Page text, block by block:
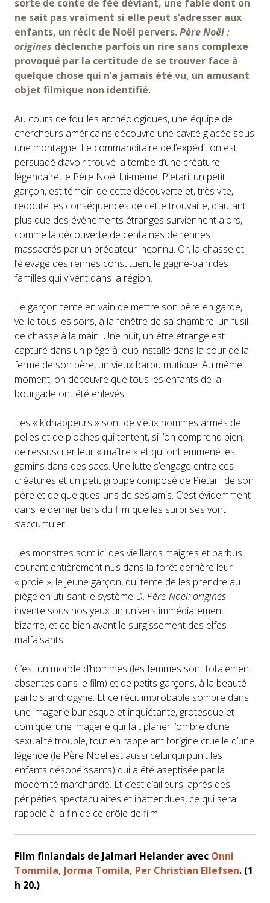
sorte de conte de fée déviant, une fable dont on
ne sait pas vraiment si elle peut s’adresser aux
enfants, un récit de Noël pervers.Père Noël :
origines déclenche parfois un rire sans complexe
provoqué par la certitude de se trouver face à
quelque chose qui n’a jamais été vu, un amusant
objet filmique non identifié.
Au cours de fouilles archéologiques, une équipe de
chercheurs américains découvre une cavité glacée sous
une montagne. Le commanditaire de l’expédition est
persuadé d’avoir trouvé la tombe d’une créature
légendaire, le Père Noël lui-même. Pietari, un petit
garçon, est témoin de cette découverte et, très vite,
redoute les conséquences de cette trouvaille, d’autant
plus que des évènements étranges surviennent alors,
comme la découverte de centaines de rennes
massacrés par un prédateur inconnu. Or, la chasse et
l’élevage des rennes constituent le gagne-pain des
familles qui vivent dans la région.
Le garçon tente en vain de mettre son père en garde,
veille tous les soirs, à la fenêtre de sa chambre, un fusil
de chasse à la main. Une nuit, un être étrange est
capturé dans un piège à loup installé dans la cour de la
ferme de son père, un vieux barbu mutique. Au même
moment, on découvre que tous les enfants de la
bourgade ont été enlevés.
Les « kidnappeurs » sont de vieux hommes armés de
pelles et de pioches qui tentent, si l’on comprend bien,
de ressusciter leur « maître » et qui ont emmené les
gamins dans des sacs. Une lutte s’engage entre ces
créatures et un petit groupe composé de Pietari, de son
père et de quelques-uns de ses amis. C’est évidemment
dans le dernier tiers du film que les surprises vont
s’accumuler.
Les monstres sont ici des vieillards maigres et barbus
courant entièrement nus dans la forêt derrière leur
« proie », le jeune garçon, qui tente de les prendre au
piège en utilisant le système D. Père-Noël: origines
invente sous nos yeux un univers immédiatement
bizarre, et ce bien avant le surgissement des elfes
malfaisants.
C’est un monde d’hommes (les femmes sont totalement
absentes dans le film) et de petits garçons, à la beauté
parfois androgyne. Et ce récit improbable sombre dans
une imagerie burlesque et inquiétante, grotesque et
comique, une imagerie qui fait planer l’ombre d’une
sexualité trouble, tout en rappelant l’origine cruelle d’une
légende (le Père Noël est aussi celui qui punit les
enfants désobéissants) qui a été aseptisée par la
modernité marchande. Et c’est d’ailleurs, après des
péripéties spectaculaires et inattendues, ce qui sera
rappelé à la fin de ce drôle de film.
Film finlandais de Jalmari Helander avec Onni
Tommila, Jorma Tomila, Per Christian Ellefsen. (1
h 20.)